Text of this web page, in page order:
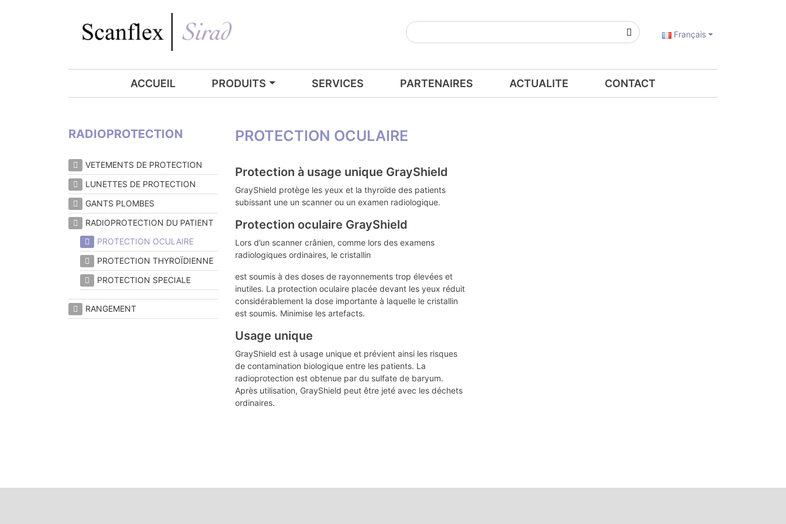
Français
ACCUEIL PRODUITS SERVICES PARTENAIRES ACTUALITE CONTACT
RADIOPROTECTION
VETEMENTS DE PROTECTION
LUNETTES DE ​PROTECTION
GANTS PLOMBES
RADIOPROTECTION DU PATIENT
PROTECTION OCULAIRE
PROTECTION THYROÏDIENNE
PROTECTION SPECIALE
RANGEMENT
PROTECTION OCULAIRE
Protection à usage unique GrayShield
GrayShield protège les yeux et la thyroïde des patients
subissant une un scanner ou un examen radiologique.
Protection oculaire GrayShield
Lors d’un scanner crânien, comme lors des examens
radiologiques ordinaires, le cristallin
est soumis à des doses de rayonnements trop élevées et
inutiles. La protection oculaire placée devant les yeux réduit
considérablement la dose importante à laquelle le cristallin
est soumis. Minimise les artefacts.
Usage unique
GrayShield est à usage unique et prévient ainsi les risques
de contamination biologique entre les patients. La
radioprotection est obtenue par du sulfate de baryum.
Après utilisation, GrayShield peut être jeté avec les déchets
ordinaires.